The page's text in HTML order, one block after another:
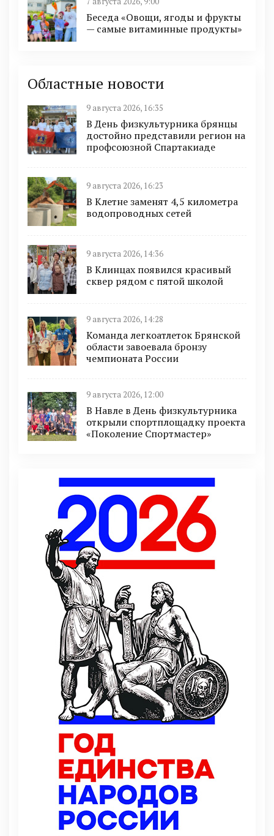
Беседа «Овощи, ягоды и фрукты
— самые витаминные продукты»
Областные новости
9 августа 2026, 16:35
В День физкультурника брянцы
достойно представили регион на
профсоюзной Спартакиаде
9 августа 2026, 16:23
В Клетне заменят 4,5 километра
водопроводных сетей
9 августа 2026, 14:36
В Клинцах появился красивый
сквер рядом с пятой школой
9 августа 2026, 14:28
Команда легкоатлеток Брянской
области завоевала бронзу
чемпионата России
9 августа 2026, 12:00
В Навле в День физкультурника
открыли спортплощадку проекта
«Поколение Спортмастер»